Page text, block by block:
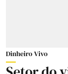
Dinheiro Vivo